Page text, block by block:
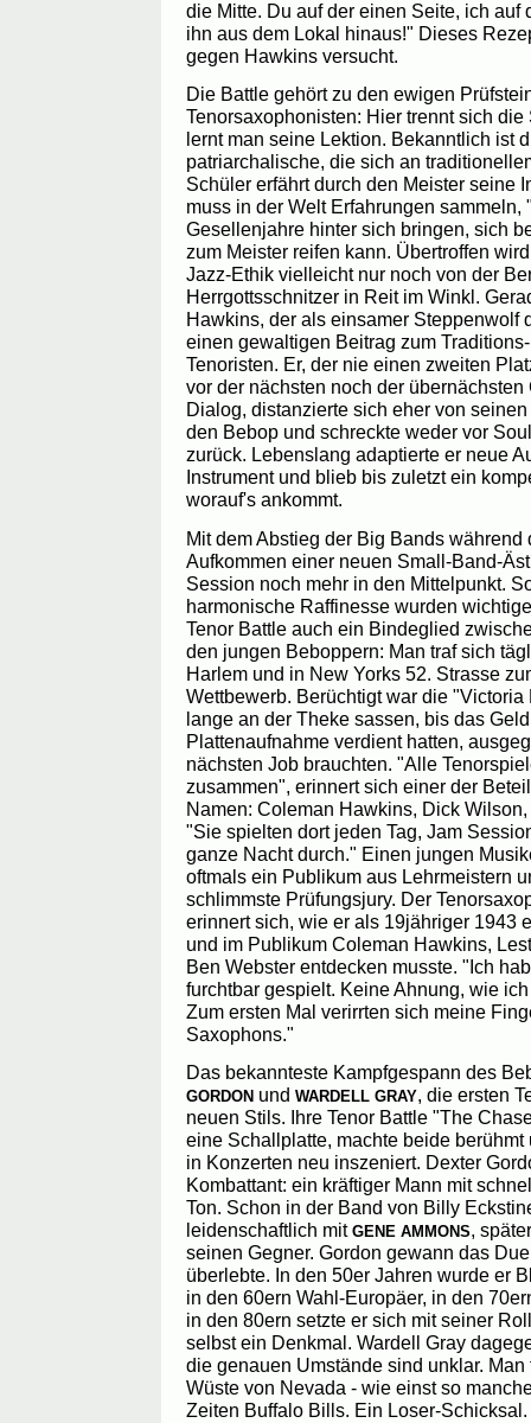
die Mitte. Du auf der einen Seite, ich auf
ihn aus dem Lokal hinaus!" Dieses
gegen Hawkins versucht.
Die Battle gehört zu den ewigen
Tenorsaxophonisten: Hier trennt sich
lernt man seine Lektion. Bekanntlich ist
patriarchalische, die sich an
Schüler erfährt durch den Meister seine
muss in der Welt Erfahrungen
Gesellenjahre hinter sich bringen, sich
zum Meister reifen kann. Übertroffen
Jazz-Ethik vielleicht nur noch von der
Herrgottsschnitzer in Reit im Winkl.
Hawkins, der als einsamer Steppenwolf
einen gewaltigen Beitrag zum
Tenoristen. Er, der nie einen zweiten
vor der nächsten noch der
Dialog, distanzierte sich eher von
den Bebop und schreckte weder vor
zurück. Lebenslang adaptierte er neue
Instrument und blieb bis zuletzt ein
worauf's ankommt.
Mit dem Abstieg der Big Bands während
Aufkommen einer neuen Small-Band-
Session noch mehr in den Mittelpunkt.
harmonische Raffinesse wurden
Tenor Battle auch ein Bindeglied
den jungen Beboppern: Man traf sich
Harlem und in New Yorks 52. Strasse
Wettbewerb. Berüchtigt war die
lange an der Theke sassen, bis das
Plattenaufnahme verdient hatten,
nächsten Job brauchten. "Alle
zusammen", erinnert sich einer der
Namen: Coleman Hawkins, Dick
"Sie spielten dort jeden Tag, Jam
ganze Nacht durch." Einen jungen
oftmals ein Publikum aus Lehrmeistern
schlimmste Prüfungsjury. Der
erinnert sich, wie er als 19jähriger 1943
und im Publikum Coleman Hawkins,
Ben Webster entdecken musste. "Ich
furchtbar gespielt. Keine Ahnung, wie
Zum ersten Mal verirrten sich meine
Saxophons."
Das bekannteste Kampfgespann des
GORDON und WARDELL GRAY, die ersten
neuen Stils. Ihre Tenor Battle "The
eine Schallplatte, machte beide
in Konzerten neu inszeniert. Dexter
Kombattant: ein kräftiger Mann mit
Ton. Schon in der Band von Billy
leidenschaftlich mit GENE AMMONS,
seinen Gegner. Gordon gewann das
überlebte. In den 50er Jahren wurde er
in den 60ern Wahl-Europäer, in den
in den 80ern setzte er sich mit seiner
selbst ein Denkmal. Wardell Gray
die genauen Umstände sind unklar.
Wüste von Nevada - wie einst so
Zeiten Buffalo Bills. Ein Loser-Schicksal.